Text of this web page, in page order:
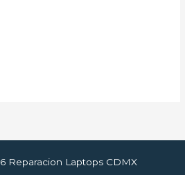
Reparacion Laptops CDMX